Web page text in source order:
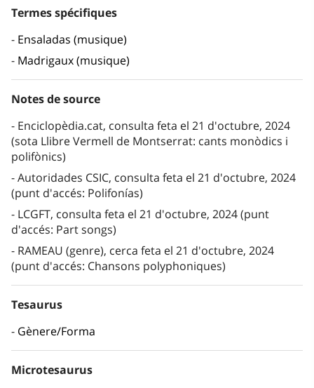
Termes spécifiques
Ensaladas (musique)
Madrigaux (musique)
Notes de source
Enciclopèdia.cat, consulta feta el 21 d'octubre, 2024
(sota Llibre Vermell de Montserrat: cants monòdics i
polifònics)
Autoridades CSIC, consulta feta el 21 d'octubre, 2024
(punt d'accés: Polifonías)
LCGFT, consulta feta el 21 d'octubre, 2024 (punt
d'accés: Part songs)
RAMEAU (genre), cerca feta el 21 d'octubre, 2024
(punt d'accés: Chansons polyphoniques)
Tesaurus
Gènere/Forma
Microtesaurus